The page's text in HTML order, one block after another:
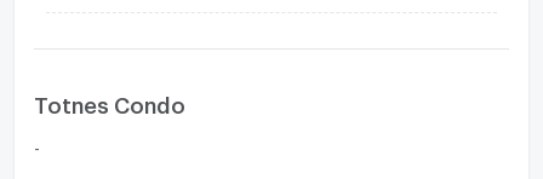
Totnes Condo